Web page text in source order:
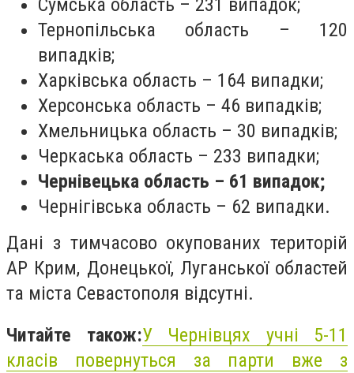
Тернопільська область – 120
випадків;
Харківська область – 164 випадки;
Херсонська область – 46 випадків;
Хмельницька область – 30 випадків;
Черкаська область – 233 випадки;
Чернівецька область – 61 випадок;
Чернігівська область – 62 випадки.
Дані з тимчасово окупованих територій
АР Крим, Донецької, Луганської областей
та міста Севастополя відсутні.
Читайте також:У Чернівцях учні 5-11
класів повернуться за парти вже з